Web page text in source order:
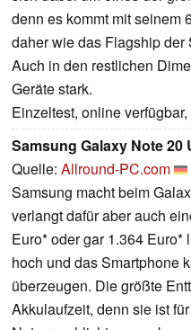
denn es kommt mit seinem
daher wie das Flagship der
Auch in den restlichen
Geräte stark.
Einzeltest, online
Samsung Galaxy Note 20
Quelle: Allround-PC.com
Samsung macht beim
verlangt dafür aber auch
Euro* oder gar 1.364
hoch und das Smartphone
überzeugen. Die größte
Akkulaufzeit, denn sie ist